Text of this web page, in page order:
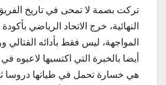
تركت بصمة لا تمحى في تاريخ
النهائية، خرج الاتحاد الرياضي
المواجهة، ليس فقط بأدائه القتالي
أيضا بالخبرة التي اكتسبها
هي خسارة تحمل في طياتها دروسا